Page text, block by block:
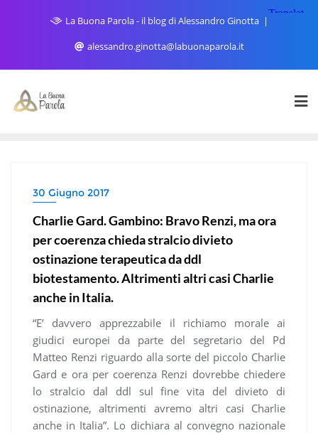
La Buona Parola - il blog di Alessandro Ginotta
alessandro.ginotta@labuonaparola.it
30 Giugno 2017
Charlie Gard. Gambino: Bravo Renzi, ma ora
per coerenza chieda stralcio divieto
ostinazione terapeutica da ddl
biotestamento. Altrimenti altri casi Charlie
anche in Italia.
“E’ davvero apprezzabile il richiamo morale ai
giudici europei da parte del segretario del Pd
Matteo Renzi riguardo alla sorte del piccolo Charlie
Gard e ora per coerenza Renzi dovrebbe chiedere
lo stralcio dal ddl sul fine vita del divieto di
ostinazione, altrimenti avremo altri casi Charlie
anche in Italia”. Lo dichiara al convegno nazionale